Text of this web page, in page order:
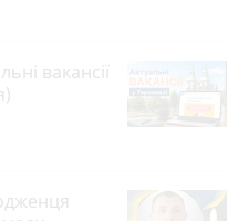
вакансії